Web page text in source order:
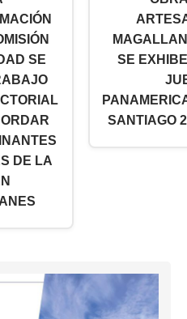
SE
DE LA
SE
SANTIAGO